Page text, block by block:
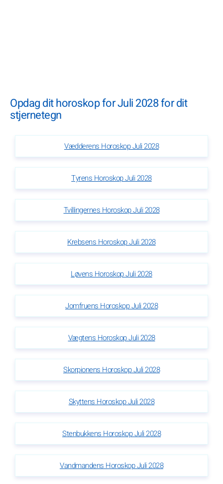
Opdag dit horoskop for Juli 2028 for dit
stjernetegn
Vædderens Horoskop Juli 2028
Tyrens Horoskop Juli 2028
Tvillingernes Horoskop Juli 2028
Krebsens Horoskop Juli 2028
Løvens Horoskop Juli 2028
Jomfruens Horoskop Juli 2028
Vægtens Horoskop Juli 2028
Skorpionens Horoskop Juli 2028
Skyttens Horoskop Juli 2028
Stenbukkens Horoskop Juli 2028
Vandmandens Horoskop Juli 2028